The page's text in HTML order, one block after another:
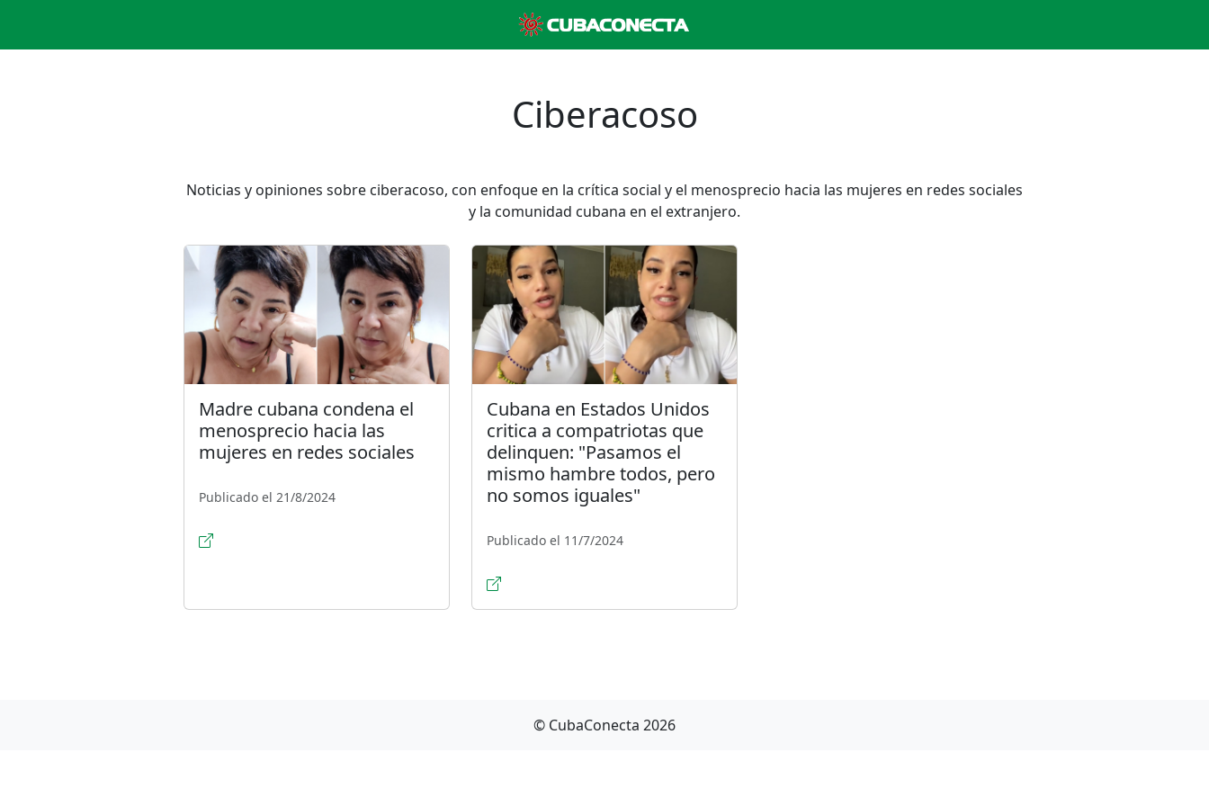
Ciberacoso
Noticias y opiniones sobre ciberacoso, con enfoque en la crítica social y el menosprecio hacia las mujeres en redes sociales
y la comunidad cubana en el extranjero.
Madre cubana condena el
menosprecio hacia las
mujeres en redes sociales
Publicado el 21/8/2024
Cubana en Estados Unidos
critica a compatriotas que
delinquen: "Pasamos el
mismo hambre todos, pero
no somos iguales"
Publicado el 11/7/2024
© CubaConecta 2026